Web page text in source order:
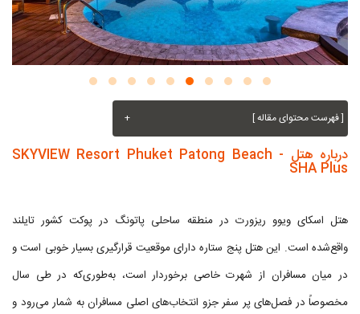
[ فهرست محتوای مقاله ] +
درباره هتل SKYVIEW Resort Phuket Patong Beach -
SHA Plus
هتل اسکای ویوو ریزورت در منطقه ساحلی پاتونگ در پوکت کشور تایلند
واقع‌شده است. این هتل پنج ستاره دارای موقعیت قرارگیری بسیار خوبی است و
در میان مسافران از شهرت خاصی برخوردار است، به‌طوری‌که در طی سال
مخصوصاً در فصل‌های پر سفر جزو انتخاب‌های اصلی مسافران به شمار می‌رود و